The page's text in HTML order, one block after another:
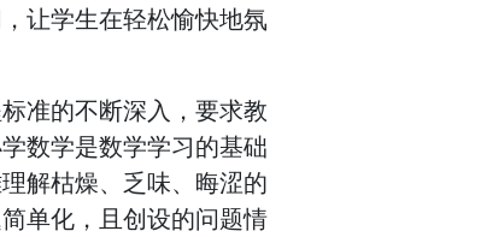
让学生在轻松愉快地氛
准的不断深入，要求教
数学是数学学习的基础
解枯燥、乏味、晦涩的
单化，且创设的问题情